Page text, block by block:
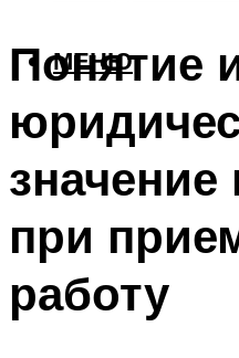
МЕНЮ
Понятие
при
работу